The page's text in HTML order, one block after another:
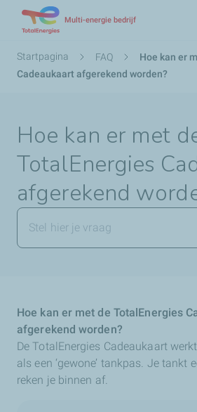
naar
de
Multi-energie bedrijf
Kruimelpad
Startpagina FAQ
Hoe kan er
Cadeaukaart afgerekend worden?
Hoe kan er met
TotalEnergies
afgerekend
Hoe kan er met de TotalEnergies
afgerekend worden?
De TotalEnergies Cadeaukaart
als een ‘gewone’ tankpas. Je tankt
reken je binnen af.